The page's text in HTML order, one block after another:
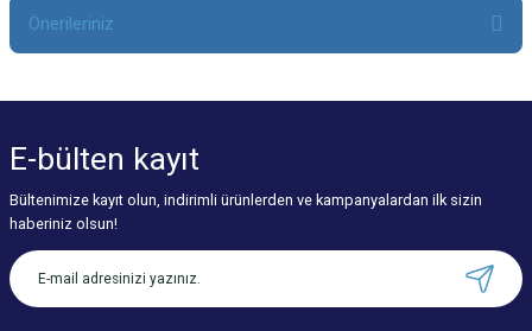
Önerileriniz
Görüş ve önerileriniz için teşekkür ederiz.
Ürün resmi kalitesiz, bozuk veya görüntülenemiyor.
Ürün açıklamasında eksik bilgiler bulunuyor.
Ürün bilgilerinde hatalar bulunuyor.
E-bülten kayıt
Bültenimize kayıt olun, indirimli ürünlerden ve kampanyalardan ilk sizin
haberiniz olsun!